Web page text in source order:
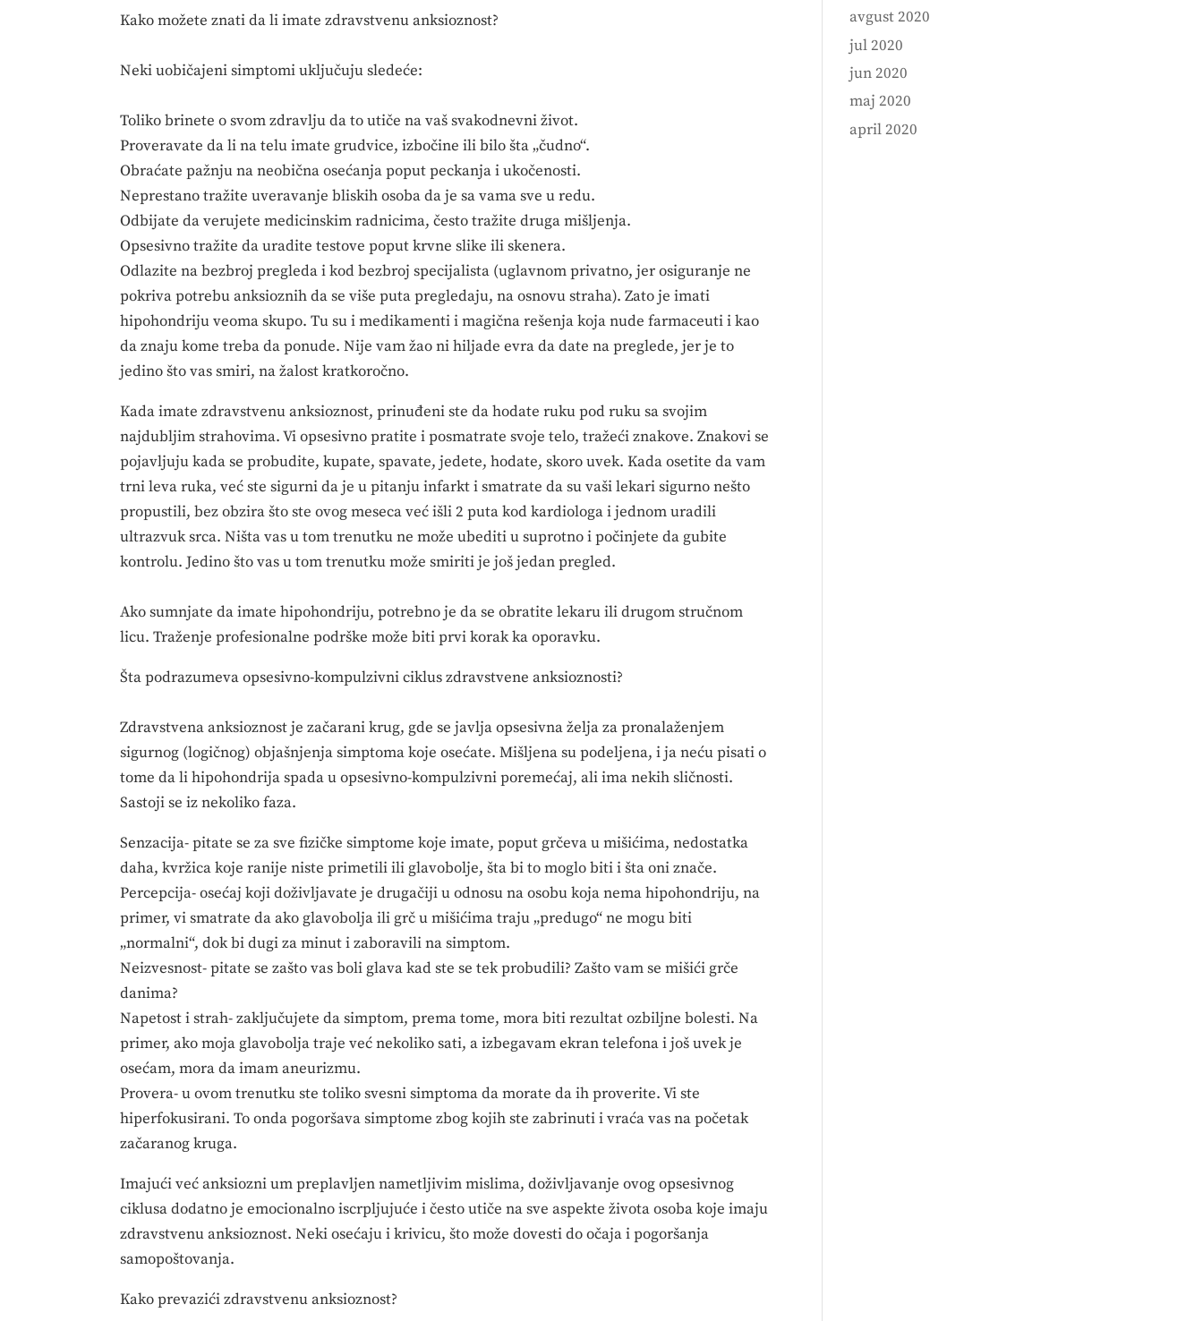
Kako možete znati da li imate zdravstvenu anksioznost?
Neki uobičajeni simptomi uključuju sledeće:
Toliko brinete o svom zdravlju da to utiče na vaš svakodnevni život.
Proveravate da li na telu imate grudvice, izbočine ili bilo šta „čudno“.
Obraćate pažnju na neobična osećanja poput peckanja i ukočenosti.
Neprestano tražite uveravanje bliskih osoba da je sa vama sve u redu.
Odbijate da verujete medicinskim radnicima, često tražite druga mišljenja.
Opsesivno tražite da uradite testove poput krvne slike ili skenera.
Odlazite na bezbroj pregleda i kod bezbroj specijalista (uglavnom privatno, jer osiguranje ne
pokriva potrebu anksioznih da se više puta pregledaju, na osnovu straha). Zato je imati
hipohondriju veoma skupo. Tu su i medikamenti i magična rešenja koja nude farmaceuti i kao
da znaju kome treba da ponude. Nije vam žao ni hiljade evra da date na preglede, jer je to
jedino što vas smiri, na žalost kratkoročno.
Kada imate zdravstvenu anksioznost, prinuđeni ste da hodate ruku pod ruku sa svojim
najdubljim strahovima. Vi opsesivno pratite i posmatrate svoje telo, tražeći znakove. Znakovi se
pojavljuju kada se probudite, kupate, spavate, jedete, hodate, skoro uvek. Kada osetite da vam
trni leva ruka, već ste sigurni da je u pitanju infarkt i smatrate da su vaši lekari sigurno nešto
propustili, bez obzira što ste ovog meseca već išli 2 puta kod kardiologa i jednom uradili
ultrazvuk srca. Ništa vas u tom trenutku ne može ubediti u suprotno i počinjete da gubite
kontrolu. Jedino što vas u tom trenutku može smiriti je još jedan pregled.
Ako sumnjate da imate hipohondriju, potrebno je da se obratite lekaru ili drugom stručnom
licu. Traženje profesionalne podrške može biti prvi korak ka oporavku.
Šta podrazumeva opsesivno-kompulzivni ciklus zdravstvene anksioznosti?
Zdravstvena anksioznost je začarani krug, gde se javlja opsesivna želja za pronalaženjem
sigurnog (logičnog) objašnjenja simptoma koje osećate. Mišljena su podeljena, i ja neću pisati o
tome da li hipohondrija spada u opsesivno-kompulzivni poremećaj, ali ima nekih sličnosti.
Sastoji se iz nekoliko faza.
Senzacija- pitate se za sve fizičke simptome koje imate, poput grčeva u mišićima, nedostatka
daha, kvržica koje ranije niste primetili ili glavobolje, šta bi to moglo biti i šta oni znače.
Percepcija- osećaj koji doživljavate je drugačiji u odnosu na osobu koja nema hipohondriju, na
primer, vi smatrate da ako glavobolja ili grč u mišićima traju „predugo“ ne mogu biti
„normalni“, dok bi dugi za minut i zaboravili na simptom.
Neizvesnost- pitate se zašto vas boli glava kad ste se tek probudili? Zašto vam se mišići grče
danima?
Napetost i strah- zaključujete da simptom, prema tome, mora biti rezultat ozbiljne bolesti. Na
primer, ako moja glavobolja traje već nekoliko sati, a izbegavam ekran telefona i još uvek je
osećam, mora da imam aneurizmu.
Provera- u ovom trenutku ste toliko svesni simptoma da morate da ih proverite. Vi ste
hiperfokusirani. To onda pogoršava simptome zbog kojih ste zabrinuti i vraća vas na početak
začaranog kruga.
Imajući već anksiozni um preplavljen nametljivim mislima, doživljavanje ovog opsesivnog
ciklusa dodatno je emocionalno iscrpljujuće i često utiče na sve aspekte života osoba koje imaju
zdravstvenu anksioznost. Neki osećaju i krivicu, što može dovesti do očaja i pogoršanja
samopoštovanja.
Kako prevazići zdravstvenu anksioznost?
avgust 2020
jul 2020
jun 2020
maj 2020
april 2020